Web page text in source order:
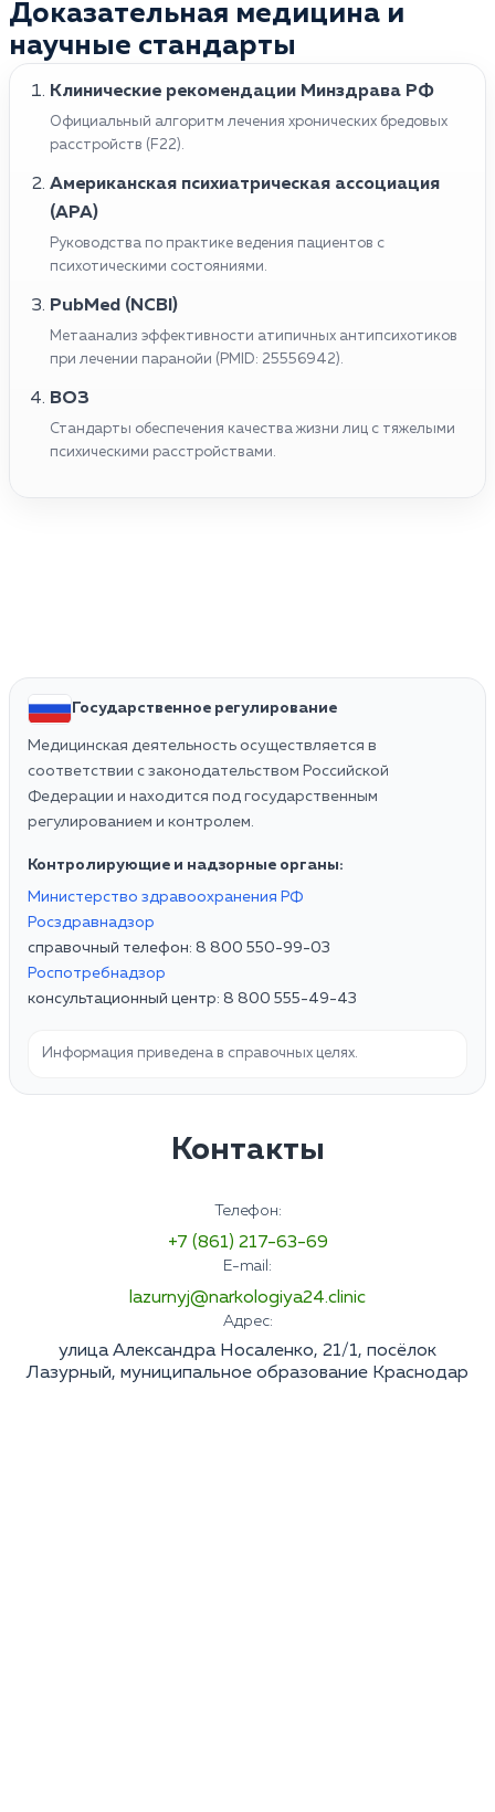
расстройства. В неконтролируемых случаях она
приводит к насильственному поведению или
самоповреждению. Болезнь может быть также
симптомом более серьезного психического
заболевания, такого как шизофрения. При
отсутствии лечения патология может постепенно
отношения с друзьями и семьей, влиять на общее
здоровье.
некоторые стратегии, такие как упражнения для
расслабления и медитация для снижения стресса,
чувства изоляции, и избегание алкоголя и
наркотиков. Важно подчеркнуть, что обращение к
медицинскому специалисту является ключевым
шагом в лечении паранойи, даже при попытках
справиться с симптомами дома.
Доказательная медицина и
научные стандарты
Клинические рекомендации Минздрава РФ
Официальный алгоритм лечения хронических бредовых
расстройств (F22).
Американская психиатрическая ассоциация
(APA)
Руководства по практике ведения пациентов с
психотическими состояниями.
PubMed (NCBI)
Метаанализ эффективности атипичных антипсихотиков
при лечении паранойи (PMID: 25556942).
ВОЗ
Стандарты обеспечения качества жизни лиц с тяжелыми
психическими расстройствами.
Государственное регулирование
Медицинская деятельность осуществляется в
соответствии с законодательством Российской
Федерации и находится под государственным
регулированием и контролем.
Контролирующие и надзорные органы:
Министерство здравоохранения РФ
Росздравнадзор
справочный телефон: 8 800 550-99-03
Роспотребнадзор
консультационный центр: 8 800 555-49-43
Информация приведена в справочных целях.
Контакты
Телефон:
+7 (861) 217-63-69
E-mail:
lazurnyj@narkologiya24.clinic
Адрес:
улица Александра Носаленко, 21/1, посёлок
Лазурный, муниципальное образование Краснодар